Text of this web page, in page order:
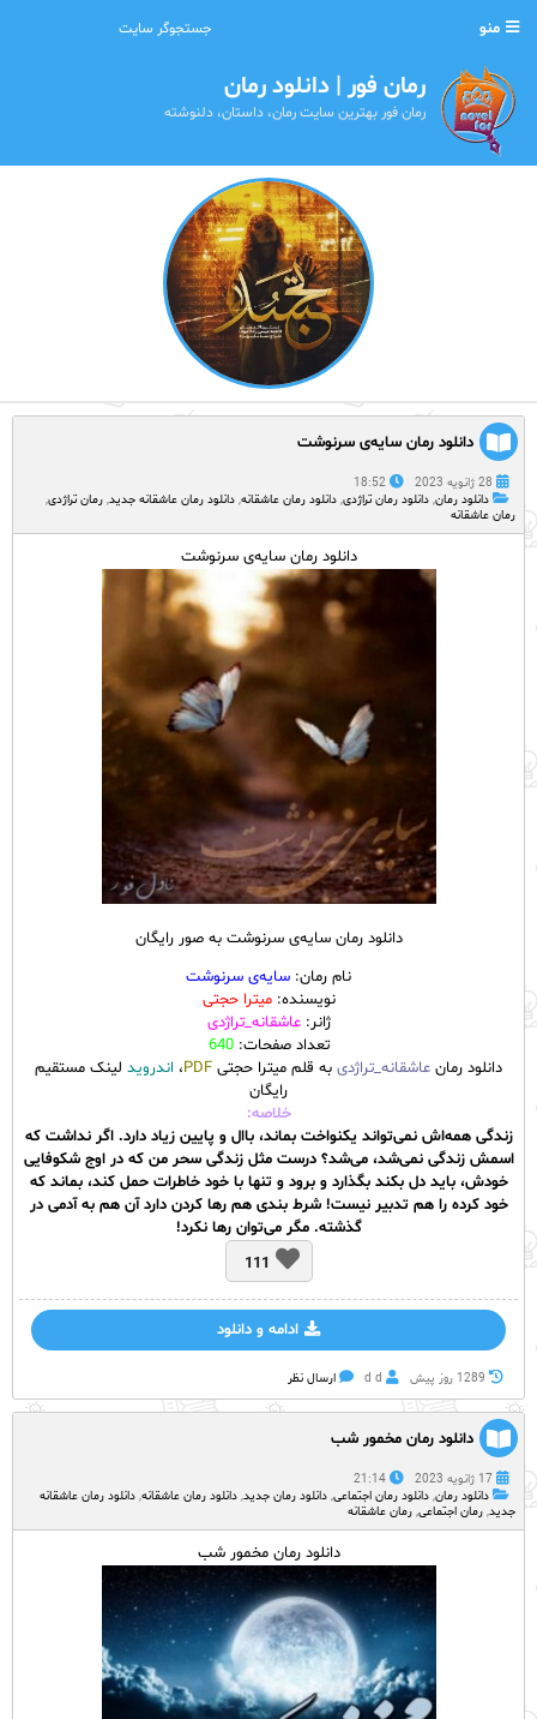
منو
رمان فور | دانلود رمان
رمان فور بهترین سایت رمان، داستان، دلنوشته
دانلود رمان سایه‌ی سرنوشت
28 ژانویه 2023
18:52
دانلود رمان, دانلود رمان تراژدی, دانلود رمان عاشقانه, دانلود رمان عاشقانه جدید, رمان تراژدی,
رمان عاشقانه
دانلود رمان سایه‌ی سرنوشت
دانلود رمان سایه‌ی سرنوشت به صور رایگان
نام رمان: سایه‌ی سرنوشت
نویسنده:میترا حجتی
ژانر:عاشقانه_تراژدی
تعداد صفحات:640
دانلود رمان عاشقانه_تراژدی به قلم میترا حجتی PDF، اندروید لینک مستقیم
رایگان
خلاصه:
زندگی همه‌اش نمی‌تواند یکنواخت بماند، باال و پایین زیاد دارد. اگر نداشت که
اسمش زندگی نمی‌شد، می‌شد؟ درست مثل زندگی سحر من که در اوج شکوفایی
خودش، باید دل بکند بگذارد و برود و تنها با خود خاطرات حمل کند، بماند که
خود کرده را هم تدبیر نیست! شرط بندی هم رها کردن دارد آن هم به آدمی در
گذشته. مگر می‌توان رها نکرد!
111
ادامه و دانلود
1289 روز پيش d d ارسال نظر
دانلود رمان مخمور شب
17 ژانویه 2023
21:14
دانلود رمان, دانلود رمان اجتماعی, دانلود رمان جدید, دانلود رمان عاشقانه, دانلود رمان عاشقانه
جدید, رمان اجتماعی, رمان عاشقانه
دانلود رمان مخمور شب